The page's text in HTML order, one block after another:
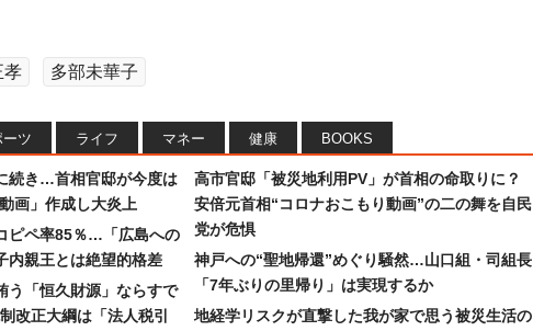
孝 多部未華子
ーツ ライフ マネー 健康 BOOKS
続き…首相官邸が今度は
画」作成し大炎上
ピペ率85％…「広島への
内親王とは絶望的格差
う「恒久財源」ならすで
改正大綱は「法人税引
高市官邸「被災地利用PV」が首相の命取りに？
安倍元首相“コロナおこもり動画”の二の舞を自民
党が危惧
神戸への“聖地帰還”めぐり騒然…山口組・司組長
「7年ぶりの里帰り」は実現するか
地経学リスクが直撃した我が家で思う被災生活の